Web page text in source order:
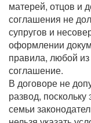
матерей, отцов и
соглашения не
супругов и
оформлении
правила, любой
соглашение.
В договоре не
развод,
семьи